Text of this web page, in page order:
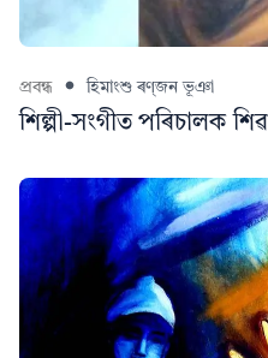
প্ৰবন্ধ হিমাংশু ৰণ্‌জন ভূঞা
শিল্পী-সংগীত পৰিচালক